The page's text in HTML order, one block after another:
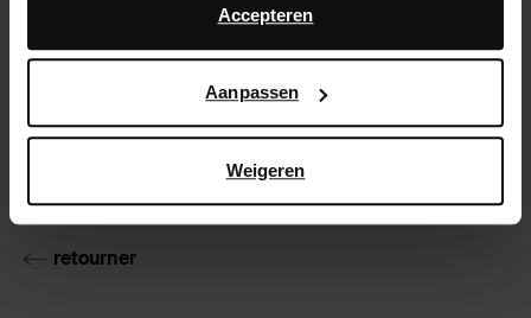
advertentie- en meetdoeleinden. Meer informatie over
hoe Google uw persoonsgegevens gebruikt, vindt u op
Accepteren
Aanpassen
Weigeren
sur une pointure 37. Protégez les bottes avec le spray
Détails du produit
Livraison & retour
retourner